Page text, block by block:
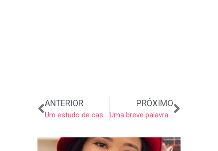
Anterior
ANTERIOR
Um estudo de caso para pensarmos dados e negócios
PRÓXIMO
Uma breve palavra sobre a convergência da área de ciência de dados e blockchain